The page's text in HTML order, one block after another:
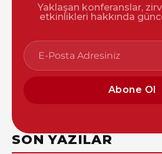
Yaklaşan konferanslar,
etkinlikleri hakkında
Abone Ol
SON YAZILAR